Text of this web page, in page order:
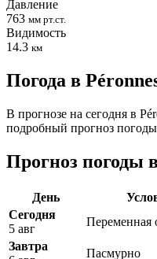
Давление
763 мм рт.ст.
Видимость
14.3 км
Погода в
В прогнозе на сегодня в
подробный прогноз
Прогноз погоды
День
Сегодня
5 авг
Переменная
Завтра
Пасмурно